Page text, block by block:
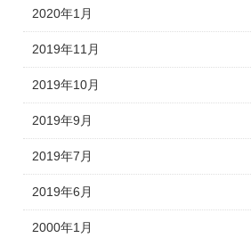
2020年1月
2019年11月
2019年10月
2019年9月
2019年7月
2019年6月
2000年1月